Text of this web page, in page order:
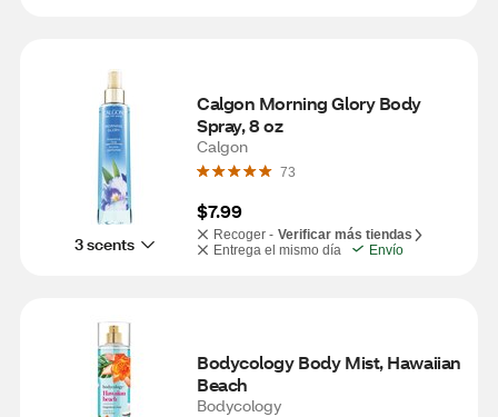
3 scents
Calgon Morning Glory Body
Spray, 8 oz
Calgon
73
$7.99
Recoger - Verificar más tiendas
Entrega el mismo día
Envío
Bodycology Body Mist, Hawaiian
Beach
Bodycology